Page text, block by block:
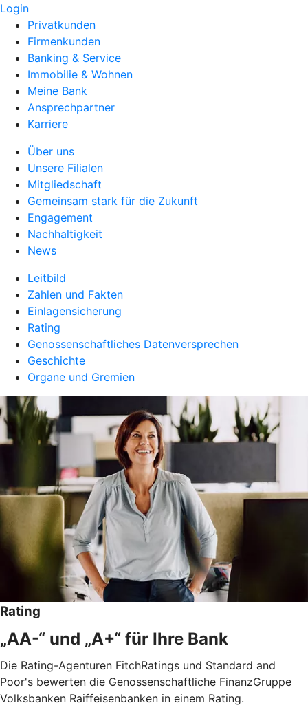
Login
Privatkunden
Firmenkunden
Banking & Service
Immobilie & Wohnen
Meine Bank
Ansprechpartner
Karriere
Über uns
Unsere Filialen
Mitgliedschaft
Gemeinsam stark für die Zukunft
Engagement
Nachhaltigkeit
News
Leitbild
Zahlen und Fakten
Einlagensicherung
Rating
Genossenschaftliches Datenversprechen
Geschichte
Organe und Gremien
Rating
„AA-“ und „A+“ für Ihre Bank
Die Rating-Agenturen FitchRatings und Standard and
Poor's bewerten die Genossenschaftliche FinanzGruppe
Volksbanken Raiffeisenbanken in einem Rating.